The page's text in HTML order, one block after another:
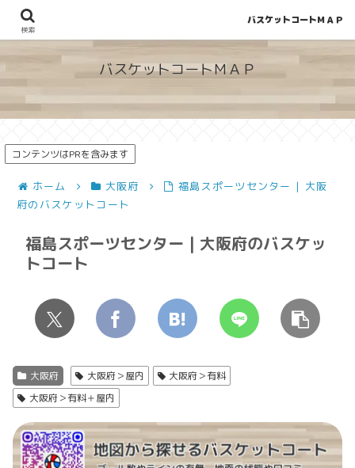
地図から探せる！穴場が見つかるバスケットコート情報
バスケットコートＭＡＰ
コンテンツはPRを含みます
ホーム 大阪府
福島スポーツセンター | 大阪
府のバスケットコート
福島スポーツセンター | 大阪府のバスケッ
トコート
大阪府 大阪府＞屋内
大阪府＞有料
大阪府＞有料＋屋内
検索
バスケットコートＭＡＰ